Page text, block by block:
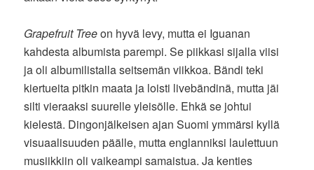
Grapefruit Treeon hyvä levy, mutta ei Iguanan
kahdesta albumista parempi. Se piikkasi sijalla viisi
ja oli albumilistalla seitsemän viikkoa. Bändi teki
kiertueita pitkin maata ja loisti livebändinä, mutta jäi
silti vieraaksi suurelle yleisölle. Ehkä se johtui
kielestä. Dingonjälkeisen ajan Suomi ymmärsi kyllä
visuaalisuuden päälle, mutta englanniksi laulettuun
musiikkiin oli vaikeampi samaistua. Ja kenties